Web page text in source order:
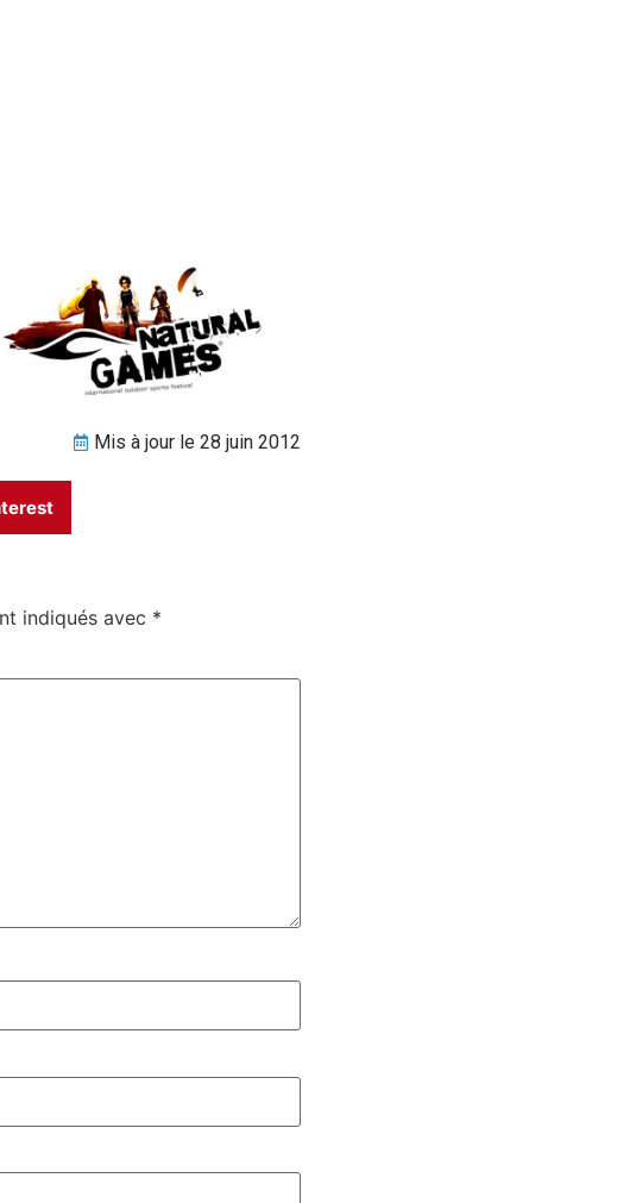
Mis à jour le 28 juin 2012
indiqués avec *